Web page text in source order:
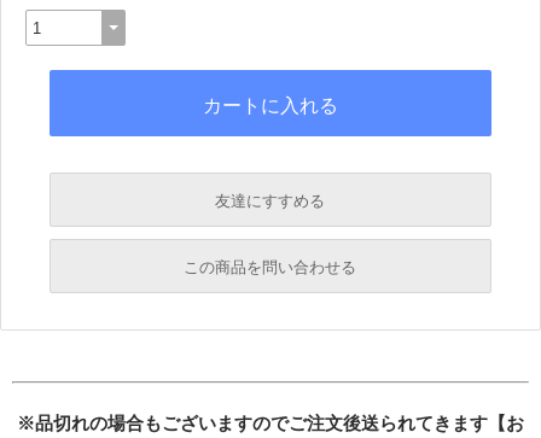
友達にすすめる
必須
この商品を問い合わせる
※品切れの場合もございますのでご注文後送られてきます【お